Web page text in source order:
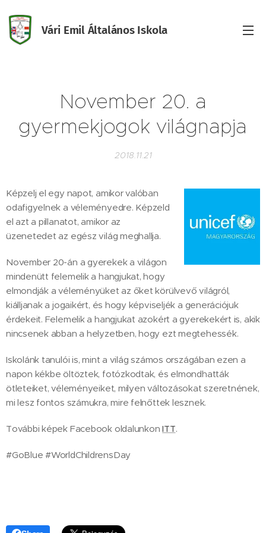
Vári Emil Általános Iskola
November 20. a
gyermekjogok világnapja
2018.11.21
Képzelj el egy napot, amikor valóban
odafigyelnek a véleményedre. Képzeld
el azt a pillanatot, amikor az
üzenetedet az egész világ meghallja.
November 20-án a gyerekek a világon
mindenütt felemelik a hangjukat, hogy
elmondják a véleményüket az őket körülvevő világról,
kiálljanak a jogaikért, és hogy képviseljék a generációjuk
érdekeit. Felemelik a hangjukat azokért a gyerekekért is, akik
nincsenek abban a helyzetben, hogy ezt megtehessék.
Iskolánk tanulói is, mint a világ számos országában ezen a
napon kékbe öltöztek, fotózkodtak, és elmondhatták
ötleteiket, véleményeiket, milyen változásokat szeretnének,
mi lesz fontos számukra, mire felnőttek lesznek.
További képek Facebook oldalunkonITT.
#GoBlue #WorldChildrensDay